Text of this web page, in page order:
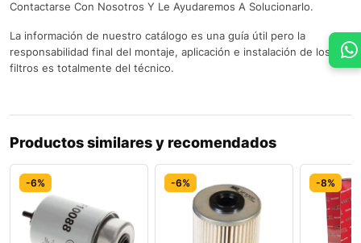
Contactarse Con Nosotros Y Le Ayudaremos A Solucionarlo.
La información de nuestro catálogo es una guía útil pero la
responsabilidad final del montaje, aplicación e instalación de los
filtros es totalmente del técnico.
Productos similares y recomendados
-6% -6% -8%